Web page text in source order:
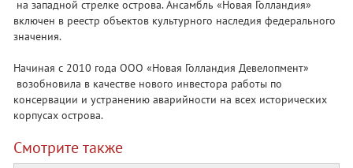
на западной стрелке острова. Ансамбль «Новая Голландия»
включен в реестр объектов культурного наследия федерального
значения.
Начиная с 2010 года ООО «Новая Голландия Девелопмент»
возобновила в качестве нового инвестора работы по
консервации и устранению аварийности на всех исторических
корпусах острова.
Смотрите также